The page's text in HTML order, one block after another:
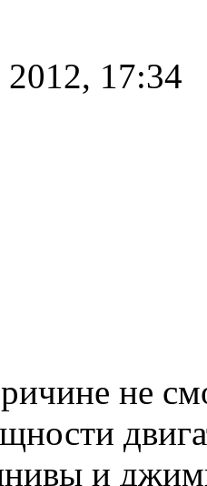
2012, 17:34
не
и